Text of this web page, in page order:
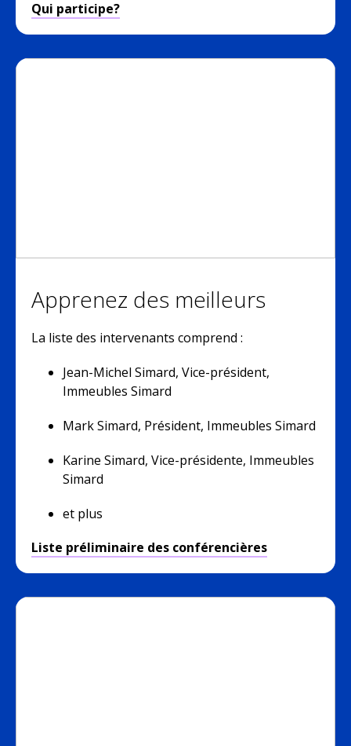
Qui participe?
Apprenez des meilleurs
La liste des intervenants comprend :
Jean-Michel Simard, Vice-président,
Immeubles Simard
Mark Simard, Président, Immeubles Simard
Karine Simard, Vice-présidente, Immeubles
Simard
et plus
Liste préliminaire des conférencières